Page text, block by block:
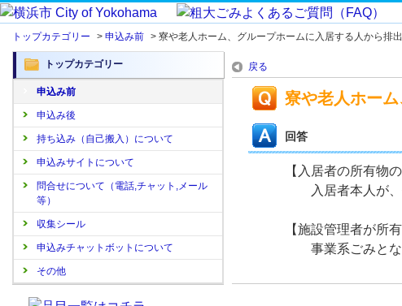
トップカテゴリー > 申込み前 > 寮や老人ホーム、グループホームに入居する人から排
トップカテゴリー
申込み前
申込み後
持ち込み（自己搬入）について
申込みサイトについて
問合せについて（電話,チャット,メール
等）
収集シール
申込みチャットボットについて
その他
戻る
寮や老人ホー
回答
【入居者の所有物の
入居者本人が、
【施設管理者が所
事業系ごみとな